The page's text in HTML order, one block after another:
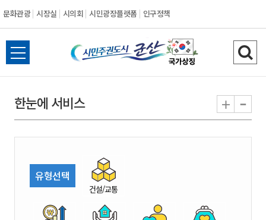
문화관광 시장실 시의회 시민광장플랫폼 인구정책
시
민
권
시
전
체
뉴
열
검
색
기
한눈에 서비스 + -
유형선택
건설/교통